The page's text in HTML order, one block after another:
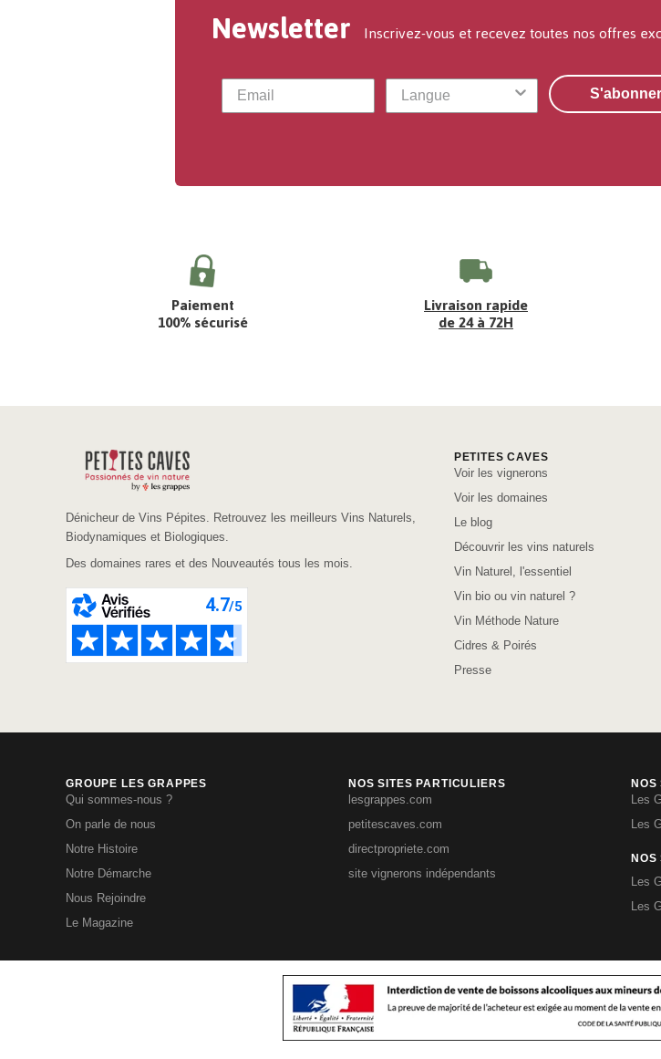
Newsletter Inscrivez-vous et recevez toutes nos offres
S'abonner
Paiement
100% sécurisé
Livraison rapide
de 24 à 72H
Dénicheur de Vins Pépites. Retrouvez les meilleurs Vins Naturels,
Biodynamiques et Biologiques.
Des domaines rares et des Nouveautés tous les mois.
PETITES CAVES
Voir les vignerons
Voir les domaines
Le blog
Découvrir les vins naturels
Vin Naturel, l'essentiel
Vin bio ou vin naturel ?
Vin Méthode Nature
Cidres & Poirés
Presse
GROUPE LES GRAPPES
Qui sommes-nous ?
On parle de nous
Notre Histoire
Notre Démarche
Nous Rejoindre
Le Magazine
NOS SITES PARTICULIERS
lesgrappes.com
petitescaves.com
directpropriete.com
site vignerons indépendants
NOS
Les
Les
NOS
Les
Les